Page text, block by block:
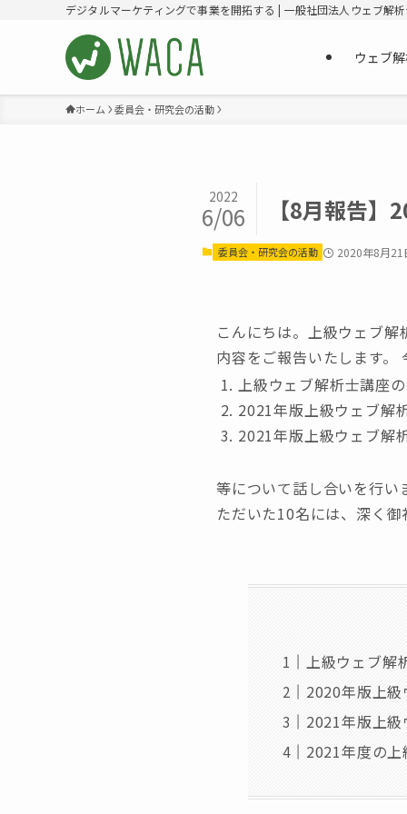
デジタルマーケティングで事業を開拓する | 一般社団法人ウェブ解
ウェブ
ホーム 委員会・研究会の活動
【8月報告
2022
6/06
委員会・研究会の活動 2020年8月21
こんにちは。上級ウェブ
内容をご報告いたします。
上級ウェブ解析士講座
2021年版上級ウェブ解
2021年版上級ウェブ解
等について話し合いを行い
ただいた10名には、深く
上級ウェブ解
2020年版上
2021年版上
2021年度の